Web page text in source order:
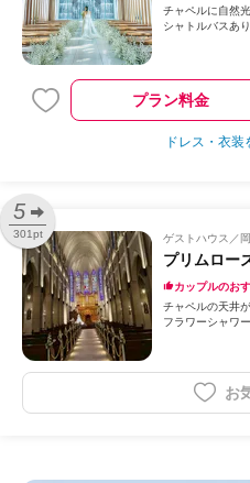
チャペルに自然
シャトルバスあり
プラン料金
ドレス・衣装
5
301pt ゲストハウス
プリムロー
カップルのお
チャペルの天井
フラワーシャワ
お